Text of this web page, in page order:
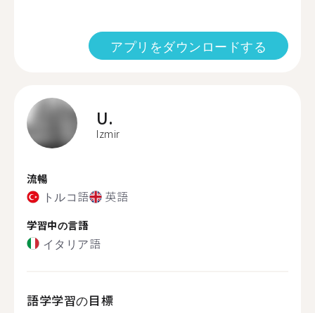
アプリをダウンロードする
U.
Izmir
流暢
トルコ語 英語
学習中の言語
イタリア語
語学学習の目標